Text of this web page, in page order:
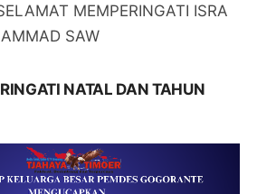
MEMPERINGATI ISRA
SAW
NATAL DAN TAHUN